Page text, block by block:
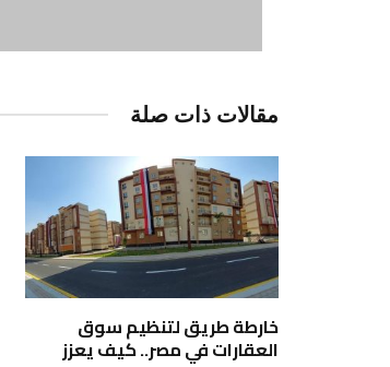
مقالات ذات صلة
خارطة طريق لتنظيم سوق
العقارات في مصر.. كيف يعزز